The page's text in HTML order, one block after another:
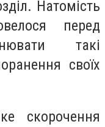
Натомість
перед
такі
своїх
скорочення